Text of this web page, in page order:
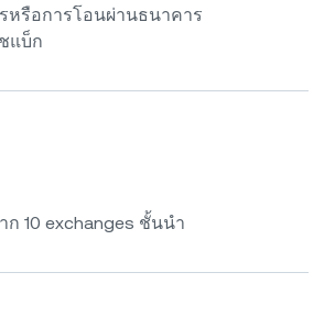
หรือการโอนผ่านธนาคาร
แบ็ก
ก 10 exchanges ชั้นนำ